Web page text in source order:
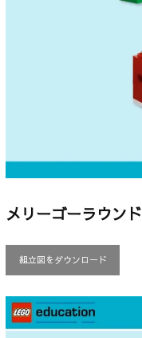
メリーゴーラウンド
組立図をダウンロード